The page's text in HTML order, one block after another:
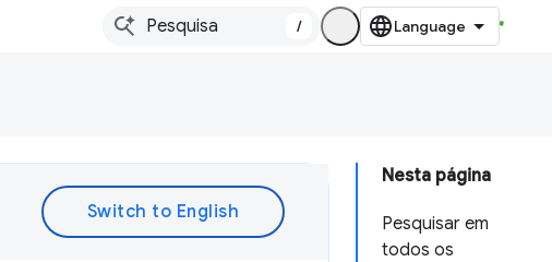
/
Nesta página
Pesquisar em
todos os